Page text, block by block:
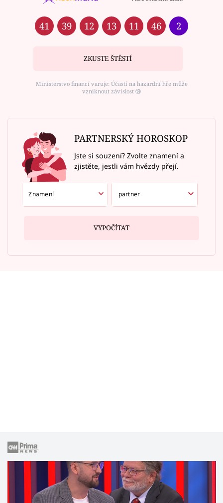
41 39 12 13 11 46 2
ZKUSTE ŠTĚSTÍ
Ministerstvo financí varuje: Účastí na hazardní hře může
vzniknout závislost ⑱
PARTNERSKÝ HOROSKOP
Jste si souzení? Zvolte znamení a
zjistěte, jestli vám hvězdy přejí.
VYPOČÍTAT